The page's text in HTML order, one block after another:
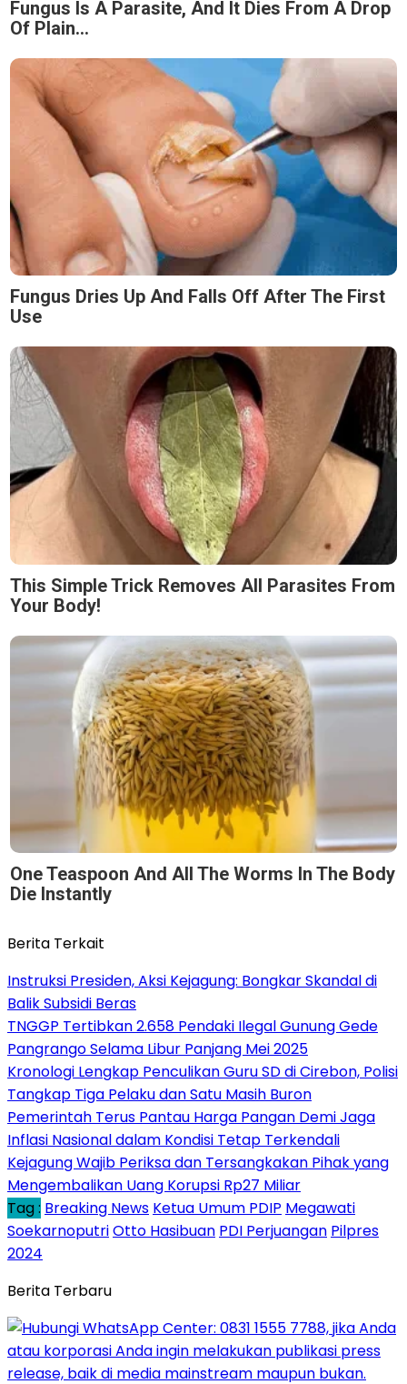
Fungus Is A Parasite, And It Dies From A Drop
Of Plain...
Fungus Dries Up And Falls Off After The First
Use
This Simple Trick Removes All Parasites From
Your Body!
One Teaspoon And All The Worms In The Body
Die Instantly
Berita Terkait
Instruksi Presiden, Aksi Kejagung: Bongkar Skandal di
Balik Subsidi Beras
TNGGP Tertibkan 2.658 Pendaki Ilegal Gunung Gede
Pangrango Selama Libur Panjang Mei 2025
Kronologi Lengkap Penculikan Guru SD di Cirebon, Polisi
Tangkap Tiga Pelaku dan Satu Masih Buron
Pemerintah Terus Pantau Harga Pangan Demi Jaga
Inflasi Nasional dalam Kondisi Tetap Terkendali
Kejagung Wajib Periksa dan Tersangkakan Pihak yang
Mengembalikan Uang Korupsi Rp27 Miliar
Tag : Breaking News Ketua Umum PDIP Megawati
SoekarnoputriOtto Hasibuan PDI Perjuangan Pilpres
2024
Berita Terbaru